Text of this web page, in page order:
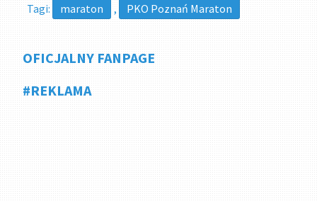
Tagi: maraton , PKO Poznań Maraton
OFICJALNY FANPAGE
#REKLAMA